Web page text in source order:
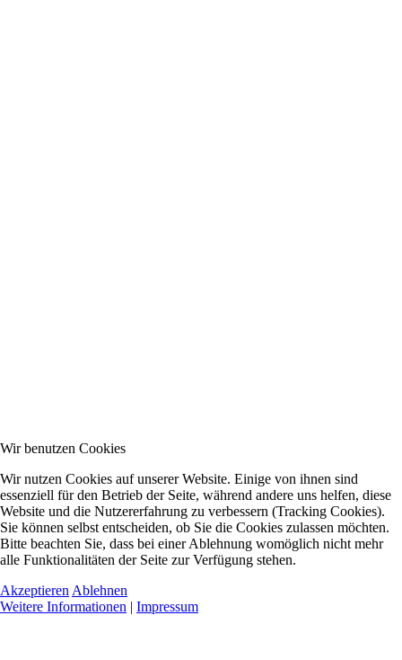
Wir benutzen Cookies
Wir nutzen Cookies auf unserer Website. Einige von ihnen sind
essenziell für den Betrieb der Seite, während andere uns helfen, diese
Website und die Nutzererfahrung zu verbessern (Tracking Cookies).
Sie können selbst entscheiden, ob Sie die Cookies zulassen möchten.
Bitte beachten Sie, dass bei einer Ablehnung womöglich nicht mehr
alle Funktionalitäten der Seite zur Verfügung stehen.
Akzeptieren Ablehnen
Weitere Informationen | Impressum